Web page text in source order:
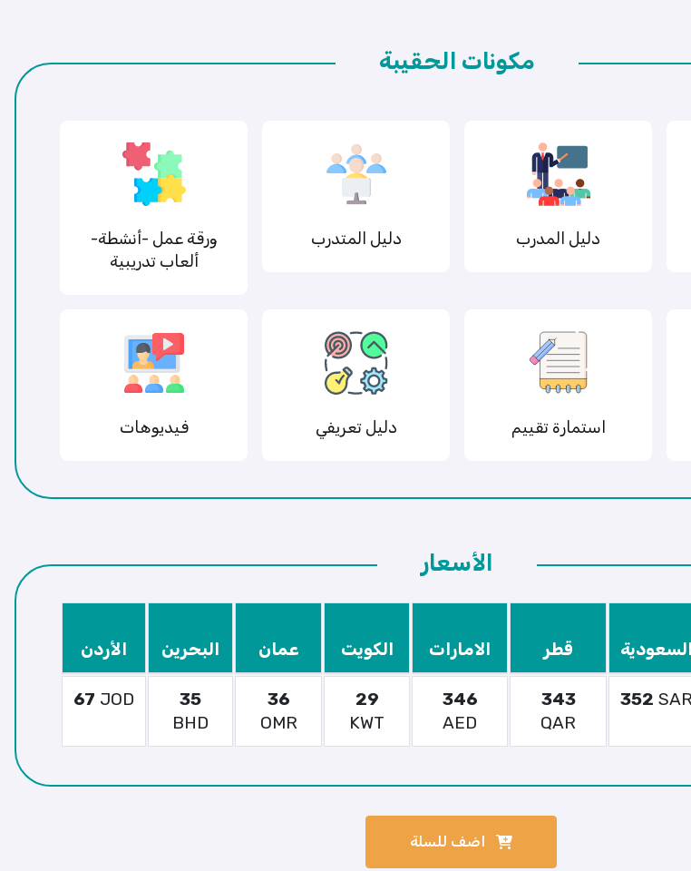
مكونات الحقيبة
دليل المدرب دليل المتدرب
ورقة عمل -أنشطة-
ألعاب تدريبية
استمارة تقييم دليل تعريفي فيديوهات
الأسعار
السعودية قطر الامارات الكويت عمان البحرين الأردن
352 SAR
343
QAR
346
AED
29
KWT
36
OMR
35
BHD
67 JOD
اضف للسلة